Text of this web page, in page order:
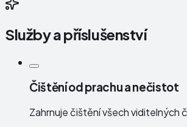
Služby a příslušenství
Čištění od prachu a nečistot
Zahrnuje čištění všech viditelných